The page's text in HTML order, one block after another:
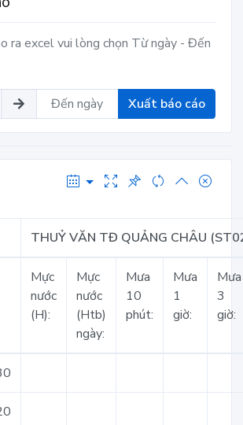
ra excel vui lòng chọn Từ ngày - Đến
Xuất báo cáo
THUỶ VĂN TĐ QUẢNG CHÂU
Mực
nước
(H):
Mực
nước
(Htb)
ngày:
Mưa
10
phút:
Mưa
1
giờ:
Mưa
3
giờ: